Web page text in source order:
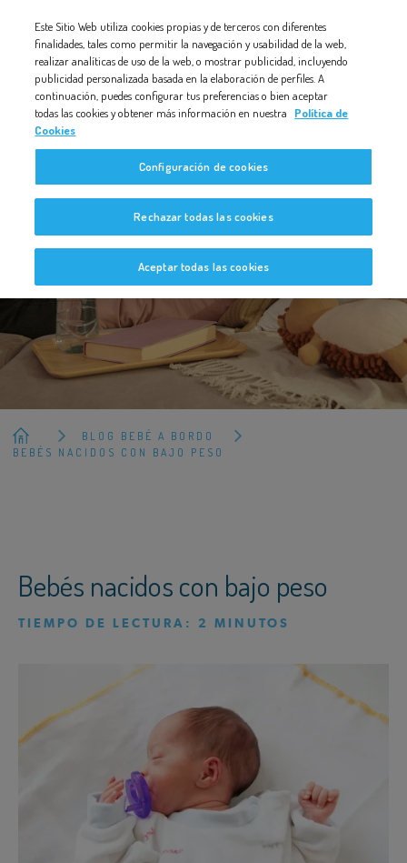
accesibilidad.Bebé a Bordo
BLOG BEBÉ A BORDO
BEBÉS NACIDOS CON BAJO PESO
Bebés nacidos con bajo peso
TIEMPO DE LECTURA: 2 MINUTOS
Este Sitio Web utiliza cookies propias y de terceros con diferentes
finalidades, tales como permitir la navegación y usabilidad de la web,
realizar analíticas de uso de la web, o mostrar publicidad, incluyendo
publicidad personalizada basada en la elaboración de perfiles. A
continuación, puedes configurar tus preferencias o bien aceptar
todas las cookies y obtener más información en nuestra
Política de
Cookies
Configuración de cookies
Rechazar todas las cookies
Aceptar todas las cookies